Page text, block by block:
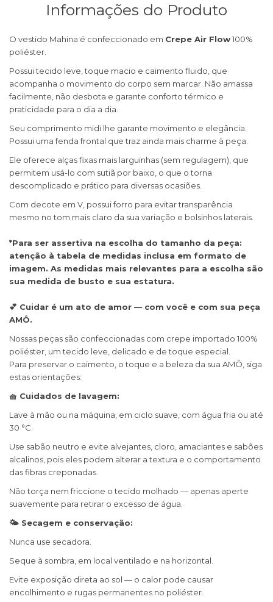
Informações do Produto
O vestido Mahina é confeccionado em Crepe Air Flow100%
poliéster.
Possui tecido leve, toque macio e caimento fluido, que
acompanha o movimento do corpo sem marcar. Não amassa
facilmente, não desbota e garante conforto térmico e
praticidade para o dia a dia.
Seu comprimento midi lhe garante movimento e elegância.
Possui uma fenda frontal que traz ainda mais charme à peça.
Ele oferece alças fixas mais larguinhas (sem regulagem), que
permitem usá-lo com sutiã por baixo, o que o torna
descomplicado e prático para diversas ocasiões.
Com decote em V, possui forro para evitar transparência
mesmo no tom mais claro da sua variação e bolsinhos laterais.
*Para ser assertiva na escolha do tamanho da peça:
atenção à tabela de medidas inclusa em formato de
imagem. As medidas mais relevantes para a escolha são
sua medida de busto e sua estatura.
💕 Cuidar é um ato de amor — com você e com sua peça
AMÔ.
Nossas peças são confeccionadas com crepe importado 100%
poliéster, um tecido leve, delicado e de toque especial.
Para preservar o caimento, o toque e a beleza da sua AMÔ, siga
estas orientações:
🧺 Cuidados de lavagem:
Lave à mão ou na máquina, em ciclo suave, com água fria ou até
30 °C.
Use sabão neutro e evite alvejantes, cloro, amaciantes e sabões
alcalinos, pois eles podem alterar a textura e o comportamento
das fibras creponadas.
Não torça nem friccione o tecido molhado — apenas aperte
suavemente para retirar o excesso de água.
🌤 Secagem e conservação:
Nunca use secadora.
Seque à sombra, em local ventilado e na horizontal.
Evite exposição direta ao sol — o calor pode causar
encolhimento e rugas permanentes no poliéster.